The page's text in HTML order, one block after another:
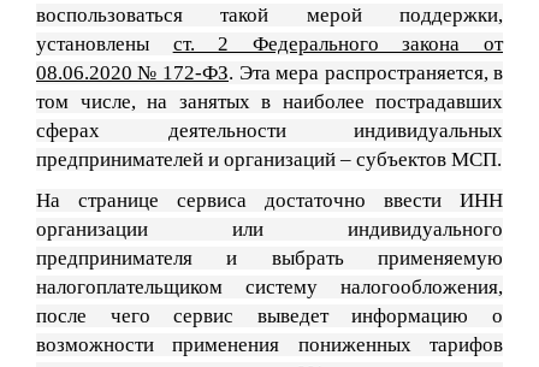
воспользоваться такой мерой поддержки,
установлены ст. 2 Федерального закона от
08.06.2020 № 172-ФЗ. Эта мера распространяется, в
том числе, на занятых в наиболее пострадавших
сферах деятельности индивидуальных
предпринимателей и организаций – субъектов МСП.
На странице сервиса достаточно ввести ИНН
организации или индивидуального
предпринимателя и выбрать применяемую
налогоплательщиком систему налогообложения,
после чего сервис выведет информацию о
возможности применения пониженных тарифов